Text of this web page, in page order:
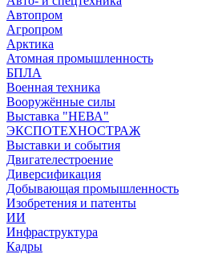
Автопром
Агропром
Арктика
Атомная промышленность
БПЛА
Военная техника
Вооружённые силы
Выставка "НЕВА"
ЭКСПОТЕХНОСТРАЖ
Выставки и события
Двигателестроение
Диверсификация
Добывающая промышленность
Изобретения и патенты
ИИ
Инфраструктура
Кадры